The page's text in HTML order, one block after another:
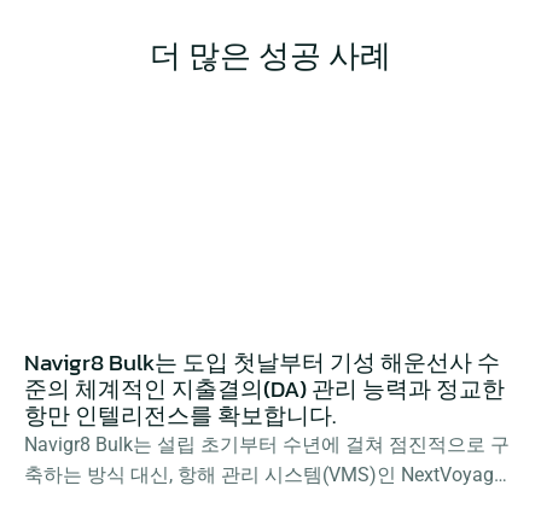
더 많은 성공 사례
Navigr8 Bulk는 도입 첫날부터 기성 해운선사 수
준의 체계적인 지출결의(DA) 관리 능력과 정교한
항만 인텔리전스를 확보합니다.
Navigr8 Bulk는 설립 초기부터 수년에 걸쳐 점진적으로 구
축하는 방식 대신, 항해 관리 시스템(VMS)인 NextVoyage